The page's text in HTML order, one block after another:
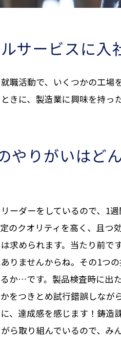
サービスに入
職活動で、いくつかの工
きに、製造業に興味を持っ
やりがいはど
ーダーをしているので、1
のクオリティを高く、且つ
求められます。当たり前で
りませんからね。その1つ
か…です。製品検査時に出
をつきとめ試行錯誤しなが
、達成感を感じます！鋳造
ら取り組んでいるので、み